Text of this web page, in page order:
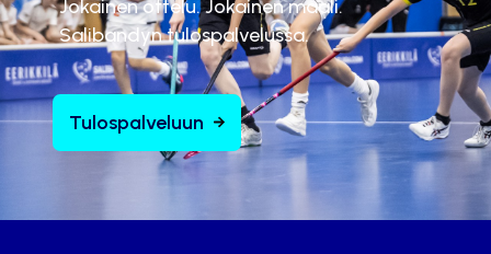
Jokainen ottelu. Jokainen maali.
Salibandyn tulospalvelussa.
Tulospalveluun